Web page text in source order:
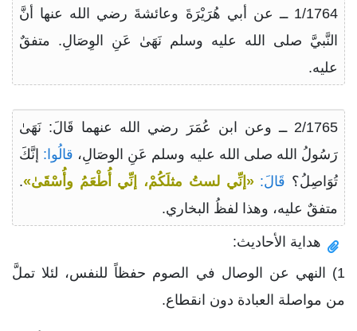
1/1764 ــ عن أبي هُرَيْرَةَ وعائشةَ رضي الله عنها أنَّ
النَّبيَّ صلى الله عليه وسلم نَهَىٰ عَنِ الوِصَالِ. متفقٌ
عليه.
2/1765 ــ وعن ابن عُمَرَ رضي الله عنهما قَالَ: نَهَىٰ
رَسُولُ الله صلى الله عليه وسلم عَنِ الوصَالِ، قالُوا: إنَّكَ
تُوَاصِلُ؟ قَالَ: «إنِّي لستُ مثلَكُمْ، إنِّي أُطْعَمُ وأُسْقَىٰ».
متفقٌ عليه، وهذا لفظُ البخاري.
هداية الأحاديث:
1) النهي عن الوصال في الصوم حفظاً للنفس، لئلا تملَّ
من مواصلة العبادة دون انقطاع.